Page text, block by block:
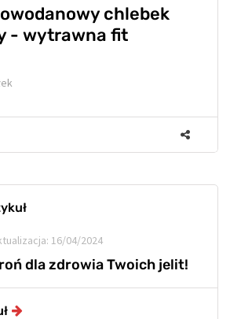
chlebek
- wytrawna fit
16/04/2024
dla zdrowia Twoich jelit!